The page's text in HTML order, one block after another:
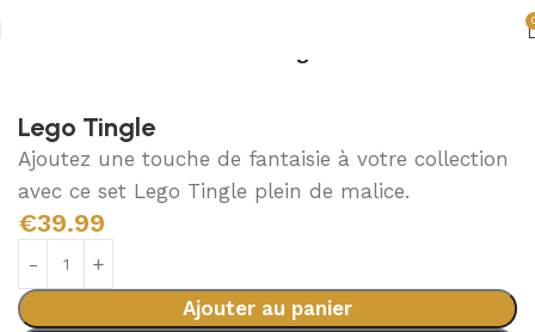
Lego Tingle
Ajoutez une touche de fantaisie à votre collection
avec ce set Lego Tingle plein de malice.
€39.99
Ajouter au panier